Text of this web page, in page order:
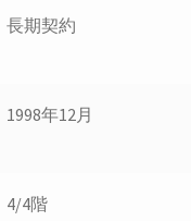
長期契約
1998年12月
4/4階